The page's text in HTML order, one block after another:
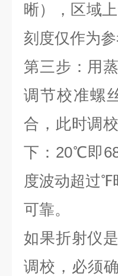
晰），区域
刻度仅作为
第三步 ： 用
调节校准螺
合，此时调
下： 20℃即
度波动超过℉
可靠。
如果折射仪
调校，必须